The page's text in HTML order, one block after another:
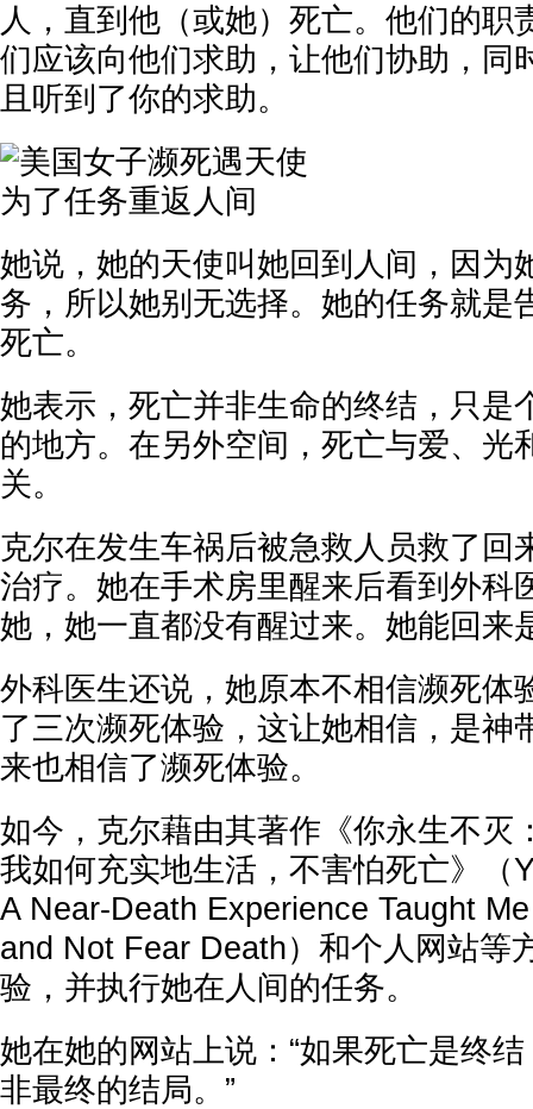
人，直到他（或她）死亡。他们的职
们应该向他们求助，让他们协助，同
且听到了你的求助。
她说，她的天使叫她回到人间，因为
务，所以她别无选择。她的任务就是
死亡。
她表示，死亡并非生命的终结，只是
的地方。在另外空间，死亡与爱、光
关。
克尔在发生车祸后被急救人员救了回
治疗。她在手术房里醒来后看到外科
她，她一直都没有醒过来。她能回来
外科医生还说，她原本不相信濒死体
了三次濒死体验，这让她相信，是神
来也相信了濒死体验。
如今，克尔藉由其著作《你永生不灭
我如何充实地生活，不害怕死亡》（
A Near-Death Experience Taught
and Not Fear Death）和个人网站等
验，并执行她在人间的任务。
她在她的网站上说：“如果死亡是终
非最终的结局。”